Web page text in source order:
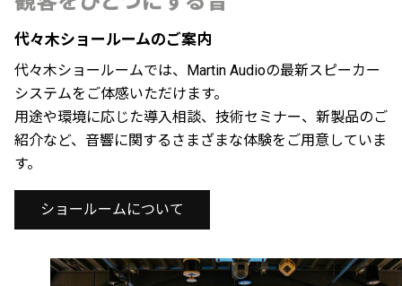
代々木ショールームのご案内
代々木ショールームでは、Martin Audioの最新スピーカー
システムをご体感いただけます。
用途や環境に応じた導入相談、技術セミナー、新製品のご
紹介など、音響に関するさまざまな体験をご用意していま
す。
ショールームについて